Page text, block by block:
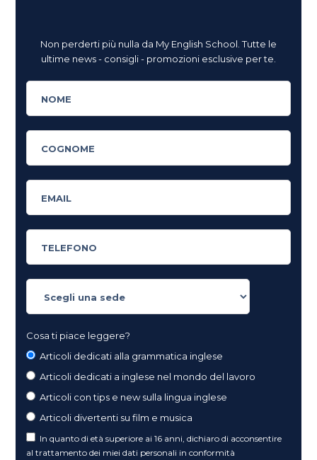
Non perderti più nulla da My English School. Tutte le
ultime news - consigli - promozioni esclusive per te.
Cosa ti piace leggere?
Articoli dedicati alla grammatica inglese
Articoli dedicati a inglese nel mondo del lavoro
Articoli con tips e new sulla lingua inglese
Articoli divertenti su film e musica
In quanto di età superiore ai 16 anni, dichiaro di acconsentire
al trattamento dei miei dati personali in conformità